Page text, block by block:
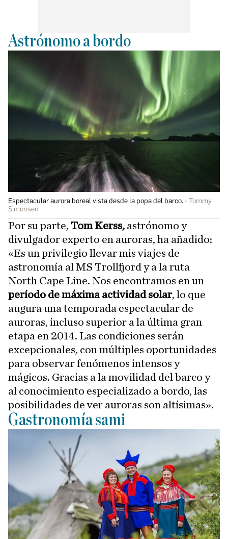
Astrónomo a bordo
Espectacular aurora boreal vista desde la popa del barco.
Tommy
Simonsen
Por su parte, Tom Kerss, astrónomo y
divulgador experto en auroras, ha añadido:
«Es un privilegio llevar mis viajes de
astronomía al MS Trollfjord y a la ruta
North Cape Line. Nos encontramos en un
período de máxima actividad solar, lo que
augura una temporada espectacular de
auroras, incluso superior a la última gran
etapa en 2014. Las condiciones serán
excepcionales, con múltiples oportunidades
para observar fenómenos intensos y
mágicos. Gracias a la movilidad del barco y
al conocimiento especializado a bordo, las
posibilidades de ver auroras son altísimas».
Gastronomía sami